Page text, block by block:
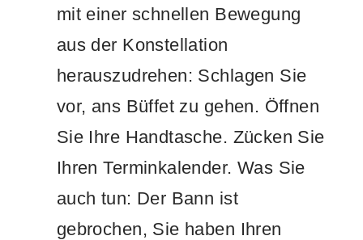
mit einer schnellen Bewegung
aus der Konstellation
herauszudrehen: Schlagen Sie
vor, ans Büffet zu gehen. Öffnen
Sie Ihre Handtasche. Zücken Sie
Ihren Terminkalender. Was Sie
auch tun: Der Bann ist
gebrochen, Sie haben Ihren